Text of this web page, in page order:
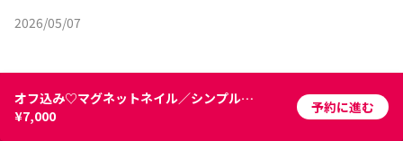
2026/05/07
オフ込み♡マグネットネイル／シンプルアートコース
¥7,000
予約に進む